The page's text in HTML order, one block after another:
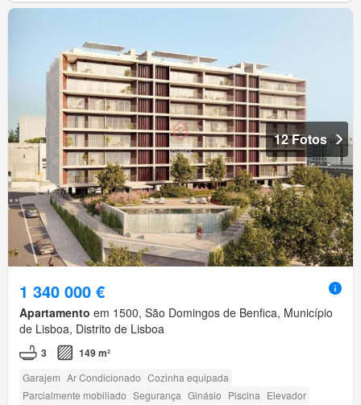
12 Fotos
1 340 000 €
Apartamento em 1500, São Domingos de Benfica, Município
de Lisboa, Distrito de Lisboa
3 149 m²
Garajem Ar Condicionado Cozinha equipada
Parcialmente mobiliado Segurança Ginásio Piscina Elevador